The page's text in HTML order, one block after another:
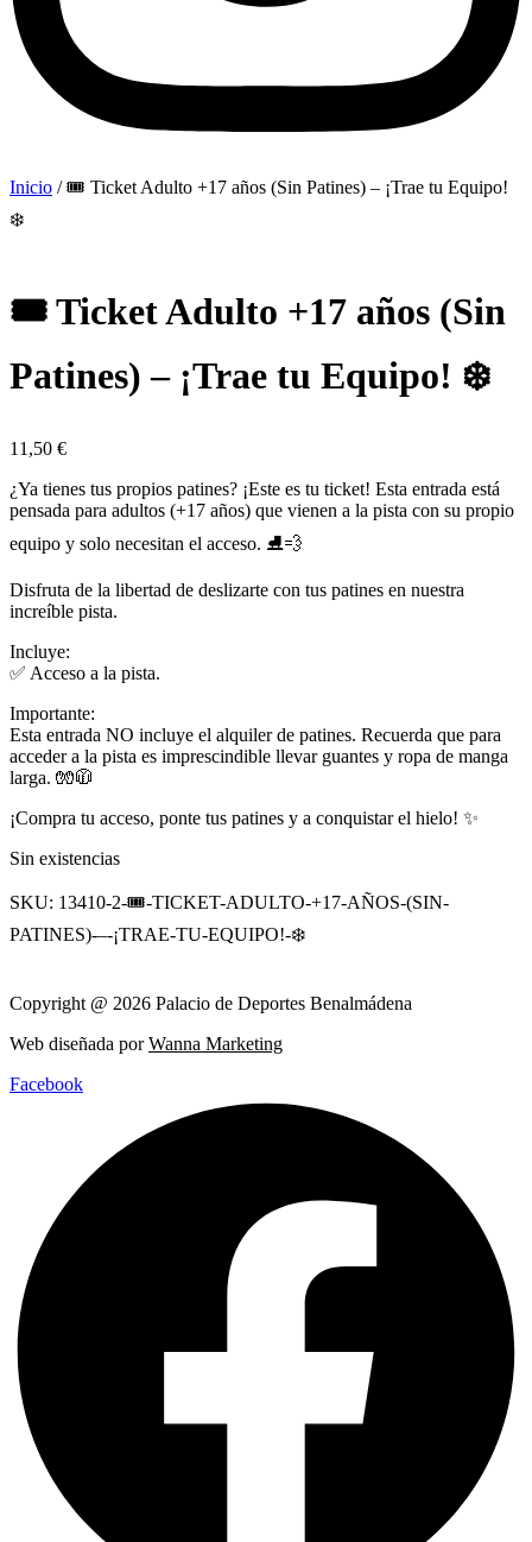
Inicio / 🎟️ Ticket Adulto +17 años (Sin Patines) – ¡Trae tu Equipo!
❄️
🎟️ Ticket Adulto +17 años (Sin
Patines) – ¡Trae tu Equipo! ❄️
11,50 €
¿Ya tienes tus propios patines? ¡Este es tu ticket! Esta entrada está
pensada para adultos (+17 años) que vienen a la pista con su propio
equipo y solo necesitan el acceso. ⛸️💨
Disfruta de la libertad de deslizarte con tus patines en nuestra
increíble pista.
Incluye:
✅ Acceso a la pista.
Importante:
Esta entrada NO incluye el alquiler de patines. Recuerda que para
acceder a la pista es imprescindible llevar guantes y ropa de manga
larga. 🧤🧥
¡Compra tu acceso, ponte tus patines y a conquistar el hielo! ✨
Sin existencias
SKU: 13410-2-🎟️-TICKET-ADULTO-+17-AÑOS-(SIN-
PATINES)-–-¡TRAE-TU-EQUIPO!-❄️
Copyright @ 2026 Palacio de Deportes Benalmádena
Web diseñada porWanna Marketing
Facebook